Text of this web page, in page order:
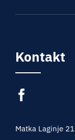
Kontakt
Matka Laginje 21